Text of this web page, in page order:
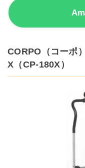
CORPO（コーポ
X（CP-180X）